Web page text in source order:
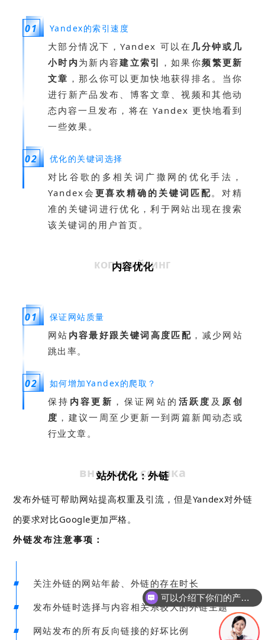
01 Yandex的索引速度
大部分情况下，Yandex 可以在 几分钟或几
小时内 为新内容建立索引 ，如果你频繁更新
文章 ，那么你可以更加快地获得排名。当你
进行新产品发布、博客文章、视频和其他动
态内容一旦发布，将在 Yandex 更快地看到
一些效果。
02 优化的关键词选择
对比谷歌的多相关词广撒网的优化手法，
Yandex会 更喜欢精确的关键词匹配。对精
准的关键词进行优化，利于网站出现在搜索
该关键词的用户首页。
копирайтинг
内容优化
01 保证网站质量
网站 内容最好跟关键词高度匹配 ，减少网站
跳出率。
02 如何增加Yandex的爬取？
保持 内容更新 ，保证网站的 活跃度 及 原创
度 ，建议一周至少更新一到两篇新闻动态或
行业文章。
внешняя ссылка
站外优化：外链
发布外链可帮助网站提高权重及引流，但是Yandex对外链
的要求对比Google更加严格。
外链发布注意事项：
关注外链的网站年龄、外链的存在时长
发布外链时选择与内容相关系较大的外链主题
网站发布的所有反向链接的好坏比例
可以介绍下你们的产品么